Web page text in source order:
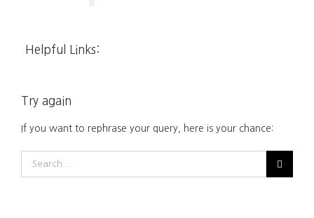
Helpful Links:
Try again
If you want to rephrase your query, here is your chance: